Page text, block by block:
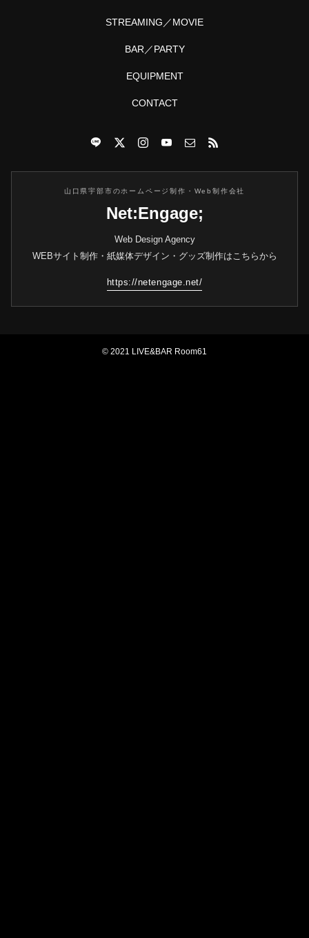
STREAMING／MOVIE
BAR／PARTY
EQUIPMENT
CONTACT
山口県宇部市のホームページ制作・Web制作会社
Net:Engage;
Web Design Agency
WEBサイト制作・紙媒体デザイン・グッズ制作はこちらから
https://netengage.net/
© 2021 LIVE&BAR Room61